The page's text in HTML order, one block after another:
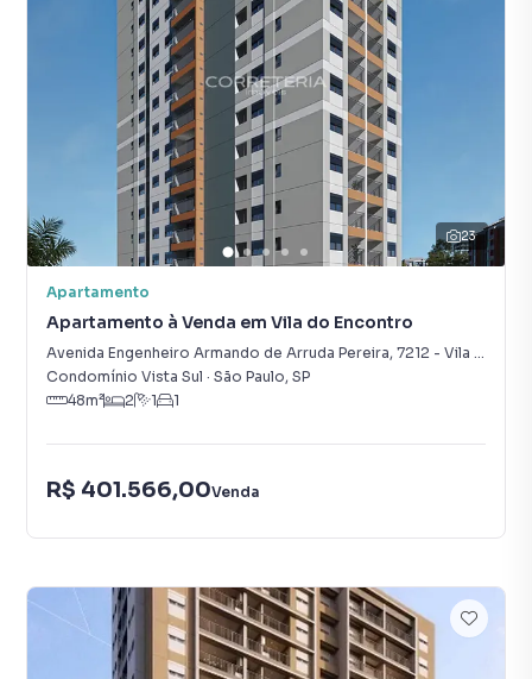
23
Apartamento
Apartamento à Venda em Vila do Encontro
Avenida Engenheiro Armando de Arruda Pereira, 7212 - Vila do Encontro
Condomínio Vista Sul · São Paulo, SP
48m² 2 1 1
R$ 401.566,00Venda